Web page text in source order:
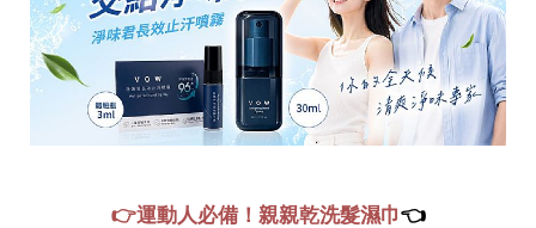
👉運動人必備！親親乾洗髮濕巾👈